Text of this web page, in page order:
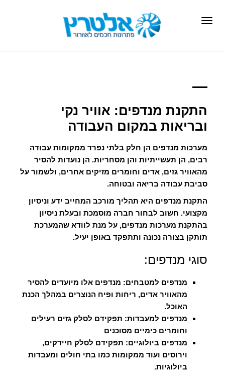
תפריט
התקנת מנדפים: אוויר נקי
ובריאות במקום העבודה
מערכות מנדפים הן חלק בלתי נפרד ממקומות עבודה
רבים, הן תעשייתיות והן מסחריות. הן נועדות להסיר
מהאוויר גזים, אדים וחומרים מזיקים אחרים, ולשמור על
סביבת עבודה בריאה ובטוחה.
התקנת מנדפים היא תהליך מורכב המחייב ידע וניסיון
מקצועי. חשוב לבחור חברה מוסמכת ובעלת ניסיון
בהתקנת מערכות מנדפים, על מנת לוודא שהמערכת
תותקן בצורה נכונה ותתפקד באופן יעיל.
סוגי מנדפים:
מנדפים למטבחים: מנדפים אלו מיועדים להסיר
מהאוויר אדים, ריחות ופיח הנוצרים במהלך הכנת
האוכל.
מנדפים למעבדות: תפקידם לסלק גזים רעילים
וחומרים כימיים מסוכנים
מנדפים ביולוגיים: תפקידם לסלק חיידקים,
וירוסים ועוד ממקומות כמו בתי חולים ומעבדות
ביולוגיות.